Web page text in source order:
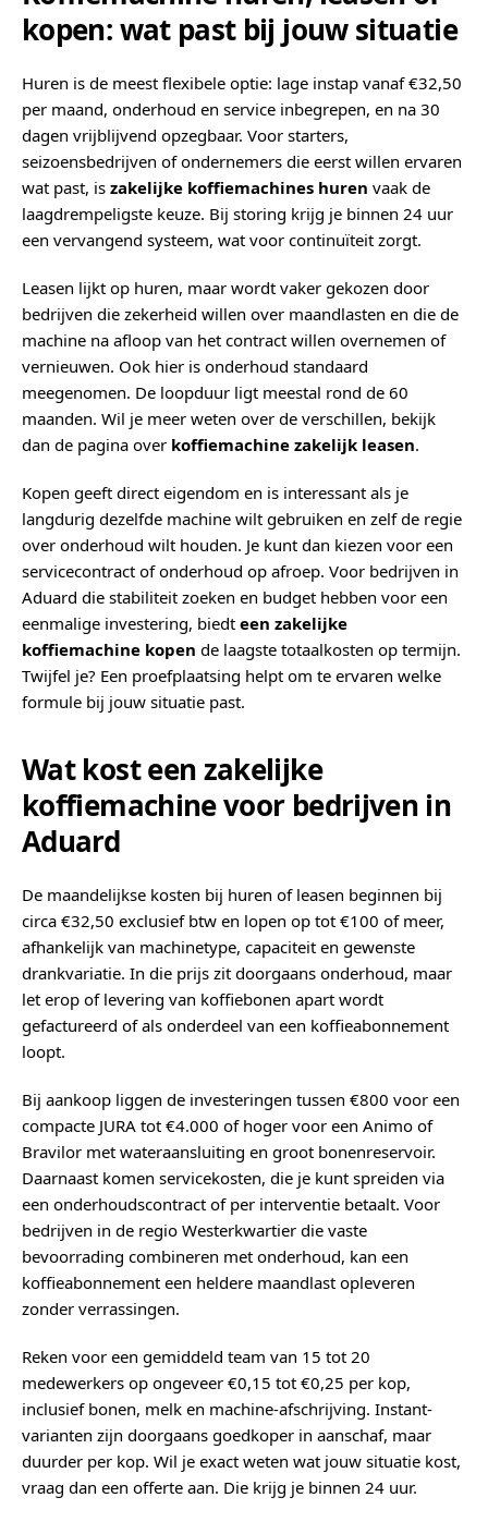
kopen: wat past bij jouw situatie
Huren is de meest flexibele optie: lage instap vanaf €32,50
per maand, onderhoud en service inbegrepen, en na 30
dagen vrijblijvend opzegbaar. Voor starters,
seizoensbedrijven of ondernemers die eerst willen ervaren
wat past, is zakelijke koffiemachines huren vaak de
laagdrempeligste keuze. Bij storing krijg je binnen 24 uur
een vervangend systeem, wat voor continuïteit zorgt.
Leasen lijkt op huren, maar wordt vaker gekozen door
bedrijven die zekerheid willen over maandlasten en die de
machine na afloop van het contract willen overnemen of
vernieuwen. Ook hier is onderhoud standaard
meegenomen. De loopduur ligt meestal rond de 60
maanden. Wil je meer weten over de verschillen, bekijk
dan de pagina over koffiemachine zakelijk leasen.
Kopen geeft direct eigendom en is interessant als je
langdurig dezelfde machine wilt gebruiken en zelf de regie
over onderhoud wilt houden. Je kunt dan kiezen voor een
servicecontract of onderhoud op afroep. Voor bedrijven in
Aduard die stabiliteit zoeken en budget hebben voor een
eenmalige investering, biedt een zakelijke
koffiemachine kopen de laagste totaalkosten op termijn.
Twijfel je? Een proefplaatsing helpt om te ervaren welke
formule bij jouw situatie past.
Wat kost een zakelijke
koffiemachine voor bedrijven in
Aduard
De maandelijkse kosten bij huren of leasen beginnen bij
circa €32,50 exclusief btw en lopen op tot €100 of meer,
afhankelijk van machinetype, capaciteit en gewenste
drankvariatie. In die prijs zit doorgaans onderhoud, maar
let erop of levering van koffiebonen apart wordt
gefactureerd of als onderdeel van een koffieabonnement
loopt.
Bij aankoop liggen de investeringen tussen €800 voor een
compacte JURA tot €4.000 of hoger voor een Animo of
Bravilor met wateraansluiting en groot bonenreservoir.
Daarnaast komen servicekosten, die je kunt spreiden via
een onderhoudscontract of per interventie betaalt. Voor
bedrijven in de regio Westerkwartier die vaste
bevoorrading combineren met onderhoud, kan een
koffieabonnement een heldere maandlast opleveren
zonder verrassingen.
Reken voor een gemiddeld team van 15 tot 20
medewerkers op ongeveer €0,15 tot €0,25 per kop,
inclusief bonen, melk en machine-afschrijving. Instant-
varianten zijn doorgaans goedkoper in aanschaf, maar
duurder per kop. Wil je exact weten wat jouw situatie kost,
vraag dan een offerte aan. Die krijg je binnen 24 uur.